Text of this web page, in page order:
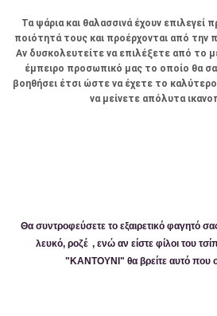
Τα ψάρια και θαλασσινά έχουν επιλεγεί
ποιότητά τους και προέρχονται από την
Αν δυσκολευτείτε να επιλέξετε από το
έμπειρο προσωπικό μας το οποίο θα
βοηθήσει έτσι ώστε να έχετε το
να μείνετε απόλυτα
Θα συντροφεύσετε το εξαιρετικό φαγητό
λευκό, ροζέ , ενώ αν είστε φίλοι του
"KANTOYNI" θα βρείτε αυτό που